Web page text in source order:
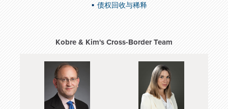
债权回收与稀释
Kobre & Kim's Cross-Border Team